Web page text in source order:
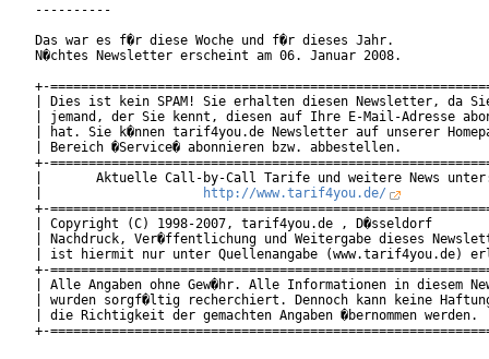
----------
Das war es f�r diese Woche und f�r dieses Jahr.
N�chtes Newsletter erscheint am 06. Januar 2008.
+-
| Dies ist kein SPAM! Sie erhalten diesen Newsletter, da
| jemand, der Sie kennt, diesen auf Ihre E-Mail-Adresse
| hat. Sie k�nnen tarif4you.de Newsletter auf unserer
| Bereich �Service� abonnieren bzw. abbestellen.
+-
|       Aktuelle Call-by-Call Tarife und weitere News
http://www.tarif4you.de/
+-
| Copyright (C) 1998-2007, tarif4you.de , D�sseldorf
| Nachdruck, Ver�ffentlichung und Weitergabe dieses
| ist hiermit nur unter Quellenangabe (www.tarif4you.de)
+-
| Alle Angaben ohne Gew�hr. Alle Informationen in diesem
| wurden sorgf�ltig recherchiert. Dennoch kann keine
| die Richtigkeit der gemachten Angaben �bernommen